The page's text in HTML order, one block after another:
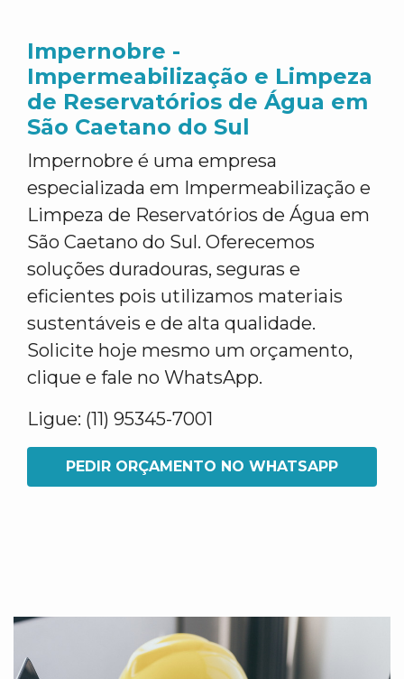
Impernobre -
Impermeabilização e Limpeza
de Reservatórios de Água em
São Caetano do Sul
Impernobre é uma empresa
especializada em Impermeabilização e
Limpeza de Reservatórios de Água em
São Caetano do Sul. Oferecemos
soluções duradouras, seguras e
eficientes pois utilizamos materiais
sustentáveis e de alta qualidade.
Solicite hoje mesmo um orçamento,
clique e fale no WhatsApp.
Ligue: (11) 95345-7001
PEDIR ORÇAMENTO NO WHATSAPP